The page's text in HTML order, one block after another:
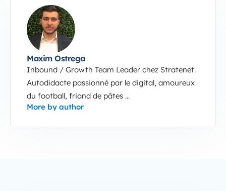
Maxim Ostrega
Inbound / Growth Team Leader chez Stratenet.
Autodidacte passionné par le digital, amoureux
du football, friand de pâtes ...
More by author